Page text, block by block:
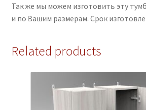
Так же мы можем изготовить эту
и по Вашим размерам. Срок
Related products